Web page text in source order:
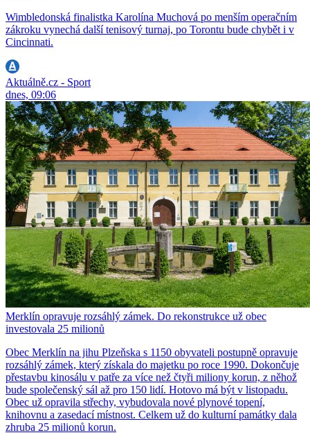
Wimbledonská finalistka Karolína Muchová po menším operačním
zákroku vynechá další tenisový turnaj, po Torontu bude chybět i v
Cincinnati.
Aktuálně.cz - Sport
dnes, 09:06
Merklín opravuje rozsáhlý zámek. Do rekonstrukce už obec
investovala 25 milionů
Obec Merklín na jihu Plzeňska s 1150 obyvateli postupně opravuje
rozsáhlý zámek, který získala do majetku po roce 1990. Dokončuje
přestavbu kinosálu v patře za více než čtyři miliony korun, z něhož
bude společenský sál až pro 150 lidí. Hotovo má být v listopadu.
Obec už opravila střechy, vybudovala nové plynové topení,
knihovnu a zasedací místnost. Celkem už do kulturní památky dala
zhruba 25 milionů korun.